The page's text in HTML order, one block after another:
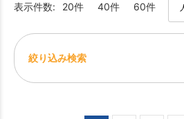
表示件数: 20件 40件 60件
絞り込み検索